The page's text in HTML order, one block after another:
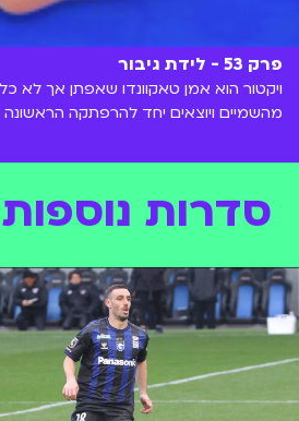
פרק 53 - לידת גיבור
ויקטור הוא אמן טאקוונדו שאפתן אך לא
מהשמיים ויוצאים יחד להרפתקה
סדרות נוספות